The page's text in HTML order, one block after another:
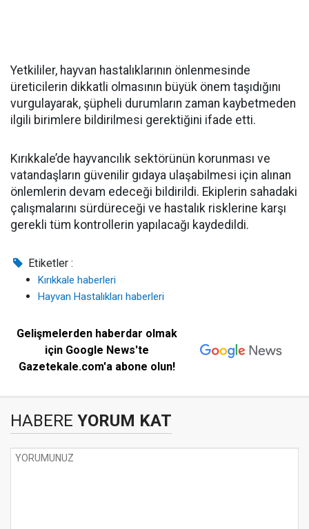
Yetkililer, hayvan hastalıklarının önlenmesinde
üreticilerin dikkatli olmasının büyük önem taşıdığını
vurgulayarak, şüpheli durumların zaman kaybetmeden
ilgili birimlere bildirilmesi gerektiğini ifade etti.
Kırıkkale’de hayvancılık sektörünün korunması ve
vatandaşların güvenilir gıdaya ulaşabilmesi için alınan
önlemlerin devam edeceği bildirildi. Ekiplerin sahadaki
çalışmalarını sürdüreceği ve hastalık risklerine karşı
gerekli tüm kontrollerin yapılacağı kaydedildi.
Etiketler :
Kırıkkale haberleri
Hayvan Hastalıkları haberleri
Gelişmelerden haberdar olmak
için Google News'te
Gazetekale.com'a abone olun!
HABERE YORUM KAT